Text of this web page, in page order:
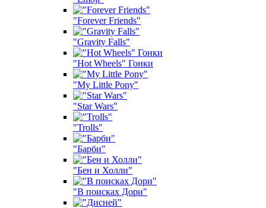
"Forever Friends"
"Gravity Falls"
"Hot Wheels" Гонки
"My Little Pony"
"Star Wars"
"Trolls"
"Барби"
"Бен и Холли"
"В поисках Дори"